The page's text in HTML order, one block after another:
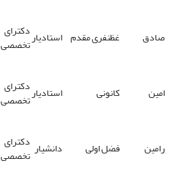
صادق غظنفری مقدم استادیاردکترای
تخصصی
امین
کانونی استادیاردکترای
تخصصی
رامین فضل اولی دانشیار دکترای
تخصصی